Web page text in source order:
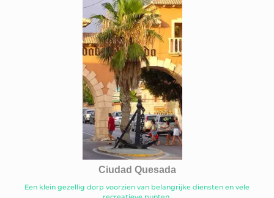
Ciudad Quesada
Een klein gezellig dorp voorzien van belangrijke diensten en vele